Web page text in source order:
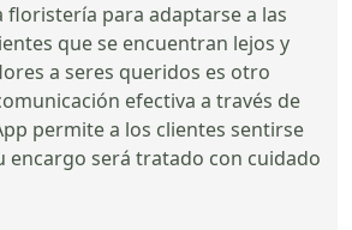
floristería para adaptarse a las
que se encuentran lejos y
a seres queridos es otro
efectiva a través de
permite a los clientes sentirse
encargo será tratado con cuidado